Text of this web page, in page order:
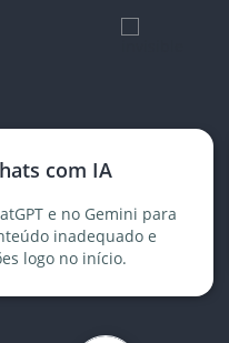
com IA
e no Gemini para
inadequado e
logo no início.